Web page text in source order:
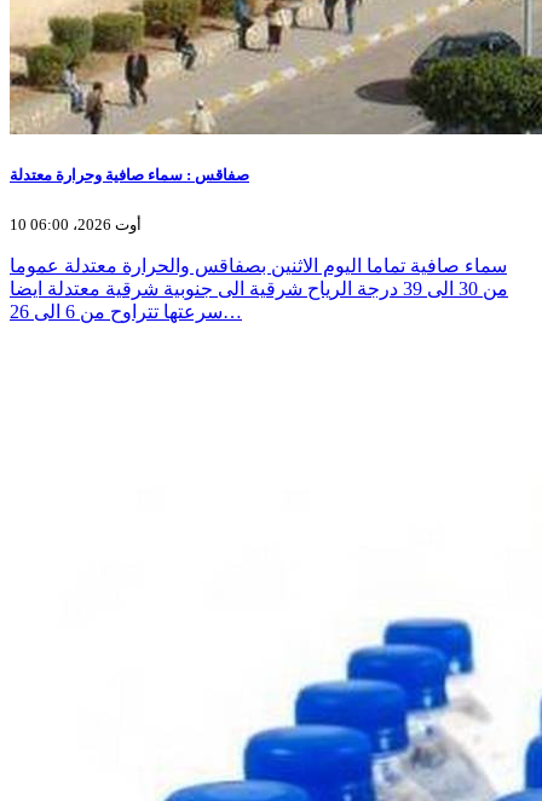
صفاقس : سماء صافية وحرارة معتدلة
10 أوت 2026، 06:00
سماء صافية تماما اليوم الاثنين بصفاقس والحرارة معتدلة عموما
من 30 الى 39 درجة الرياح شرقية الى جنوبية شرقية معتدلة ايضا
سرعتها تتراوح من 6 الى 26…